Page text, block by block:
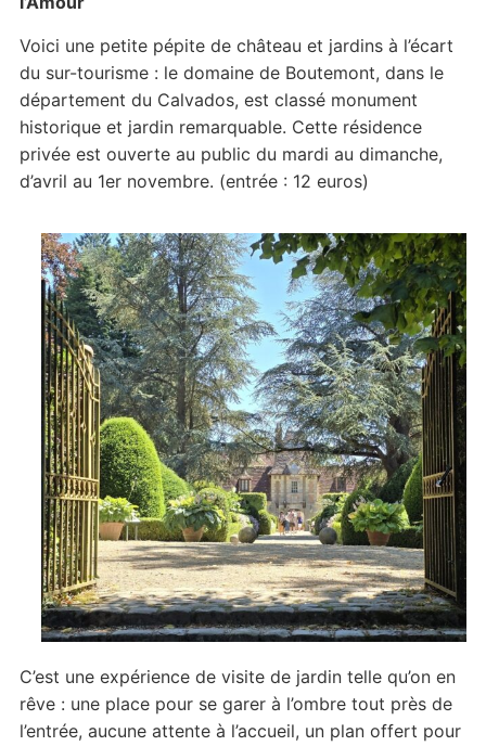
Voici une petite pépite de château et jardins à l’écart
du sur-tourisme : le domaine de Boutemont, dans le
département du Calvados, est classé monument
historique et jardin remarquable. Cette résidence
privée est ouverte au public du mardi au dimanche,
d’avril au 1er novembre. (entrée : 12 euros)
C’est une expérience de visite de jardin telle qu’on en
rêve : une place pour se garer à l’ombre tout près de
l’entrée, aucune attente à l’accueil, un plan offert pour